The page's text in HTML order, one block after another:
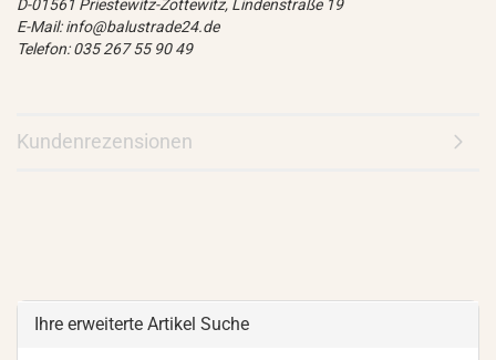
D-01561 Priestewitz-Zottewitz, Lindenstraße 19
E-Mail: info@balustrade24.de
Telefon: 035 267 55 90 49
Kundenrezensionen
Ihre erweiterte Artikel Suche